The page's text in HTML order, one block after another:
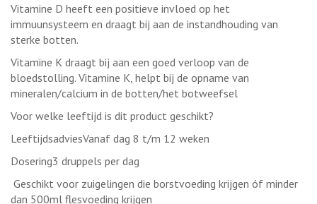
Vitamine D heeft een positieve invloed op het
immuunsysteem en draagt bij aan de instandhouding van
sterke botten.
Vitamine K draagt bij aan een goed verloop van de
bloedstolling. Vitamine K, helpt bij de opname van
mineralen/calcium in de botten/het botweefsel
Voor welke leeftijd is dit product geschikt?
LeeftijdsadviesVanaf dag 8 t/m 12 weken
Dosering3 druppels per dag
Geschikt voor zuigelingen die borstvoeding krijgen óf minder
dan 500ml flesvoeding krijgen